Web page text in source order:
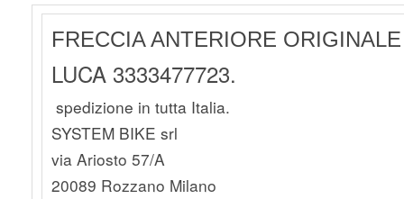
FRECCIA ANTERIORE
LUCA 3333477723.
spedizione in tutta Italia.
SYSTEM BIKE srl
via Ariosto 57/A
20089 Rozzano Milano